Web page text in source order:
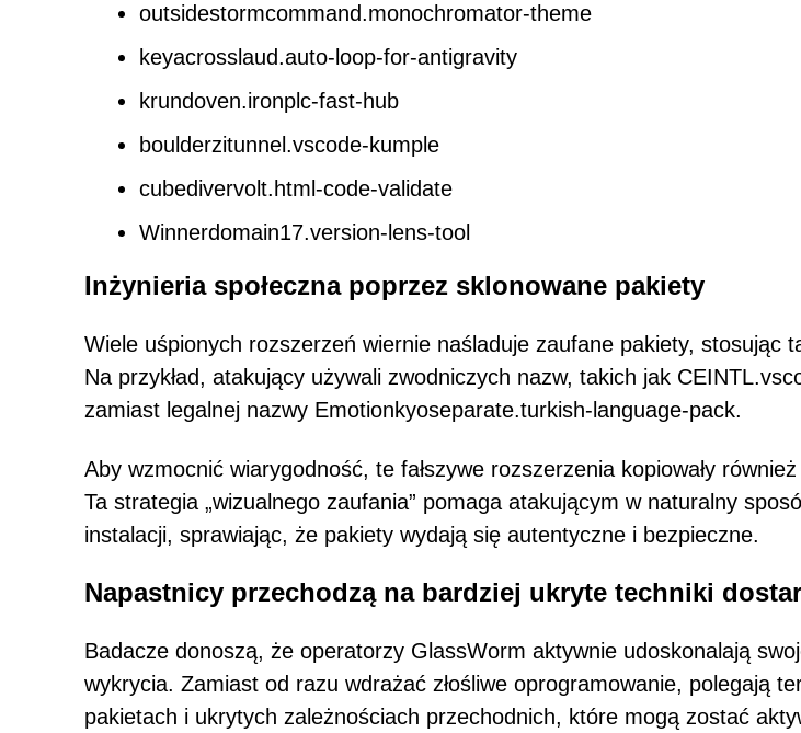
outsidestormcommand.monochromator-theme
keyacrosslaud.auto-loop-for-antigravity
krundoven.ironplc-fast-hub
boulderzitunnel.vscode-kumple
cubedivervolt.html-code-validate
Winnerdomain17.version-lens-tool
Inżynieria społeczna poprzez sklonowane pakiety
Wiele uśpionych rozszerzeń wiernie naśladuje zaufane pakiety, stosując
Na przykład, atakujący używali zwodniczych nazw, takich jak
zamiast legalnej nazwy Emotionkyoseparate.turkish-language-pack.
Aby wzmocnić wiarygodność, te fałszywe rozszerzenia kopiowały
Ta strategia „wizualnego zaufania” pomaga atakującym w naturalny
instalacji, sprawiając, że pakiety wydają się autentyczne i bezpieczne.
Napastnicy przechodzą na bardziej ukryte techniki
Badacze donoszą, że operatorzy GlassWorm aktywnie udoskonalają
wykrycia. Zamiast od razu wdrażać złośliwe oprogramowanie, polegają
pakietach i ukrytych zależnościach przechodnich, które mogą zostać